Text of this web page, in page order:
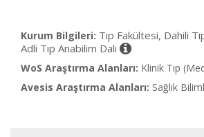
Kurum Bilgileri: Tıp Fakültesi, Dahili
Adli Tıp Anabilim Dalı
WoS Araştırma Alanları: Klinik Tıp
Avesis Araştırma Alanları: Sağlık